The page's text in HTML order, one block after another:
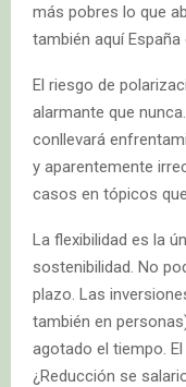
más pobres lo que
también aquí España
El riesgo de
alarmante que
conllevará
y aparentemente
casos en tópicos
La flexibilidad es la
sostenibilidad. No
plazo. Las
también en
agotado el tiempo.
¿Reducción se